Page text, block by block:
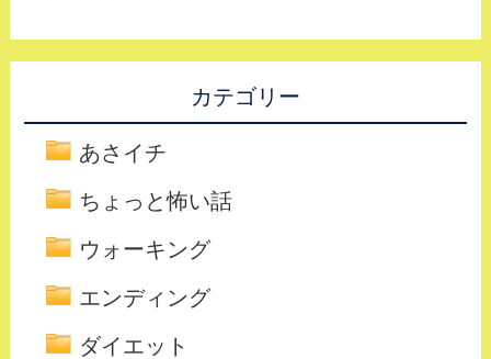
カテゴリー
あさイチ
ちょっと怖い話
ウォーキング
エンディング
ダイエット